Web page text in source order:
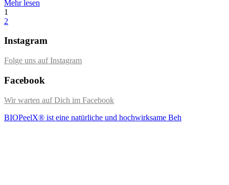
Mehr lesen
1
2
Instagram
Folge uns auf Instagram
Facebook
Wir warten auf Dich im Facebook
BIOPeelX® ist eine natürliche und hochwirksame Beh